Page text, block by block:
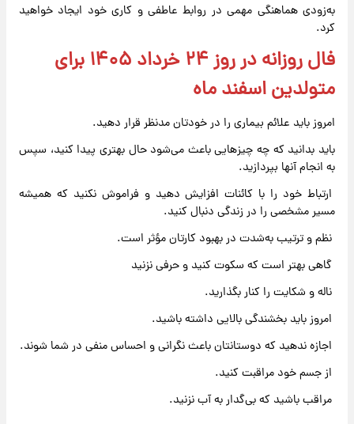
به‌زودی هماهنگی مهمی در روابط عاطفی و کاری خود ایجاد خواهید
کرد.
فال روزانه در روز ۲۴ خرداد ۱۴۰۵ برای
متولدین اسفند ماه
امروز باید علائم بیماری را در خودتان مدنظر قرار دهید.
باید بدانید که چه چیزهایی باعث می‌شود حال بهتری پیدا کنید، سپس
به انجام آنها بپردازید.
ارتباط خود را با کائنات افزایش دهید و فراموش نکنید که همیشه
مسیر مشخصی را در زندگی دنبال کنید.
نظم و ترتیب به‌شدت در بهبود کارتان مؤثر است.
گاهی بهتر است که سکوت کنید و حرفی نزنید
ناله و شکایت را کنار بگذارید.
امروز باید بخشندگی بالایی داشته باشید.
اجازه ندهید که دوستانتان باعث نگرانی و احساس منفی در شما شوند.
از جسم خود مراقبت کنید.
مراقب باشید که بی‌گدار به آب نزنید.